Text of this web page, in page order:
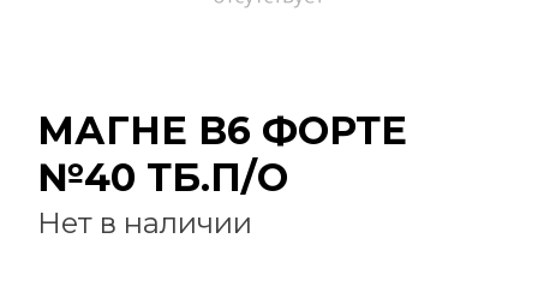
МАГНЕ В6 ФОРТЕ
№40 ТБ.П/О
Нет в наличии